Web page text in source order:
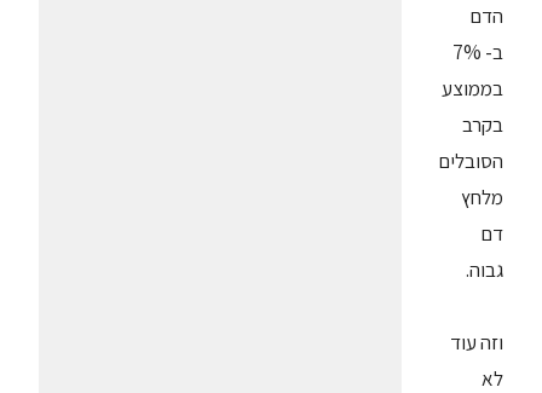
הדם
ב- 7%
בממוצע
בקרב
הסובלים
מלחץ
דם
גבוה.
וזה עוד
לא